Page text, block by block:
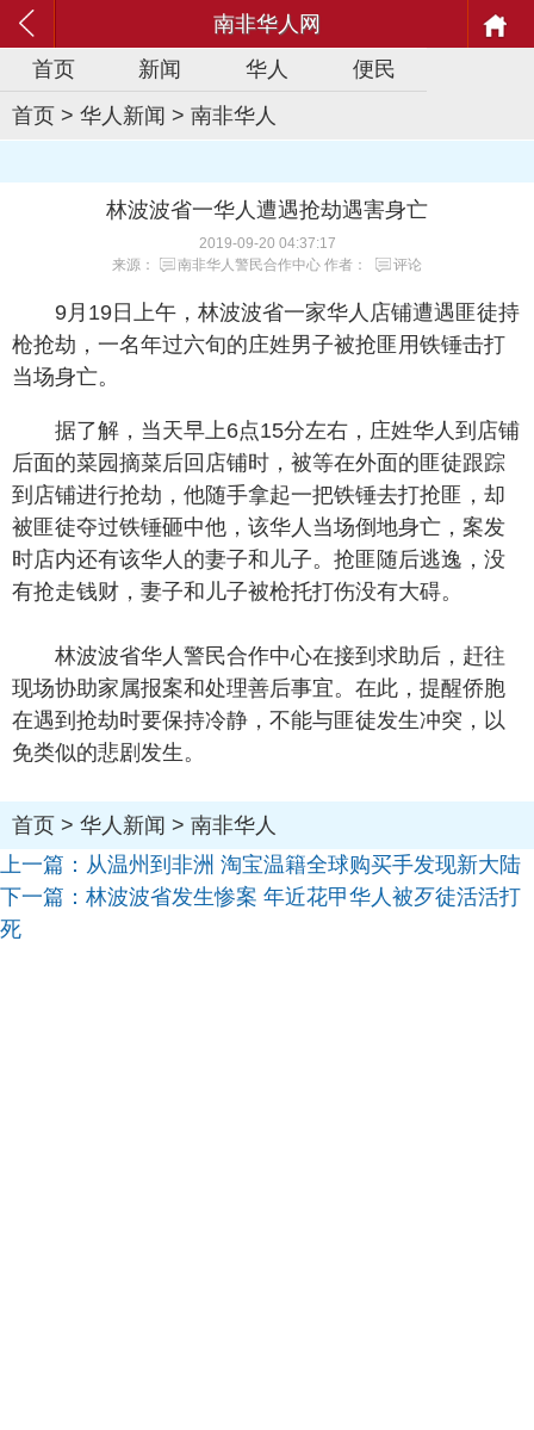
南非华人网
首页
新闻 华人
便民
首页 > 华人新闻 > 南非华人
林波波省一华人遭遇抢劫遇害身亡
2019-09-20 04:37:17
来源：
南非华人警民合作中心 作者： 评论
9月19日上午，林波波省一家华人店铺遭遇匪徒持
枪抢劫，一名年过六旬的庄姓男子被抢匪用铁锤击打
当场身亡。
据了解，当天早上6点15分左右，庄姓华人到店铺
后面的菜园摘菜后回店铺时，被等在外面的匪徒跟踪
到店铺进行抢劫，他随手拿起一把铁锤去打抢匪，却
被匪徒夺过铁锤砸中他，该华人当场倒地身亡，案发
时店内还有该华人的妻子和儿子。抢匪随后逃逸，没
有抢走钱财，妻子和儿子被枪托打伤没有大碍。
林波波省华人警民合作中心在接到求助后，赶往
现场协助家属报案和处理善后事宜。在此，提醒侨胞
在遇到抢劫时要保持冷静，不能与匪徒发生冲突，以
免类似的悲剧发生。
首页 > 华人新闻 > 南非华人
上一篇： 从温州到非洲 淘宝温籍全球购买手发现新大陆
下一篇： 林波波省发生惨案 年近花甲华人被歹徒活活打
死